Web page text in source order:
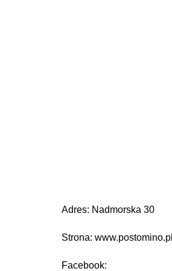
Adres: Nadmorska 30
Strona:
Facebook: